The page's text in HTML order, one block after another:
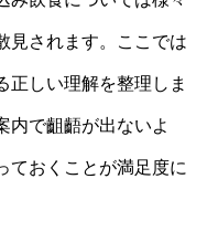
見されます。ここでは
正しい理解を整理しま
内で齟齬が出ないよ
ておくことが満足度に